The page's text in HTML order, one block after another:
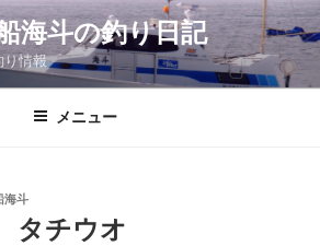
海斗の釣り日記
り情報
メニュー
海斗
タチウオ